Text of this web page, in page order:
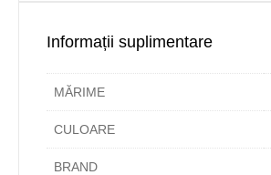
Informații suplimentare
MĂRIME
CULOARE
BRAND